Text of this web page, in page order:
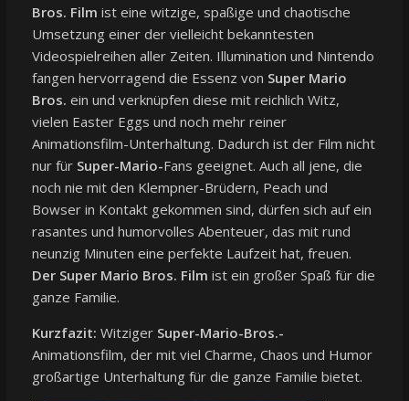
Bros. Film ist eine witzige, spaßige und chaotische
Umsetzung einer der vielleicht bekanntesten
Videospielreihen aller Zeiten. Illumination und Nintendo
fangen hervorragend die Essenz von Super Mario
Bros. ein und verknüpfen diese mit reichlich Witz,
vielen Easter Eggs und noch mehr reiner
Animationsfilm-Unterhaltung. Dadurch ist der Film nicht
nur für Super-Mario-Fans geeignet. Auch all jene, die
noch nie mit den Klempner-Brüdern, Peach und
Bowser in Kontakt gekommen sind, dürfen sich auf ein
rasantes und humorvolles Abenteuer, das mit rund
neunzig Minuten eine perfekte Laufzeit hat, freuen.
Der Super Mario Bros. Film ist ein großer Spaß für die
ganze Familie.
Kurzfazit: Witziger Super-Mario-Bros.-
Animationsfilm, der mit viel Charme, Chaos und Humor
großartige Unterhaltung für die ganze Familie bietet.